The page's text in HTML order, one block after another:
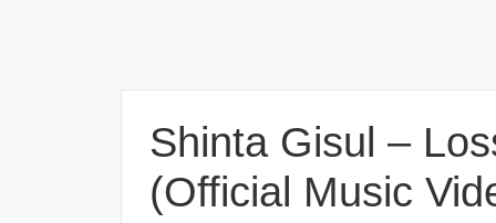
Shinta Gisul –
(Official Music